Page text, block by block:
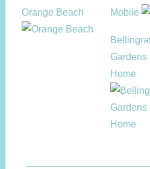
Orange Beach Mobile
Gardens
Home